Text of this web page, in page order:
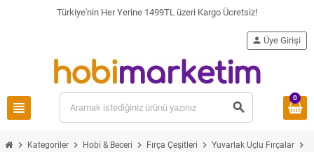
Türkiye'nin Her Yerine 1499TL üzeri Kargo Ücretsiz!
view_headline search
person Üye Girişi
0
chevron_right Kategoriler chevron_right Hobi & Beceri chevron_right Fırça Çeşitleri chevron_right Yuvarlak Uçlu Fırçalar chevron_right